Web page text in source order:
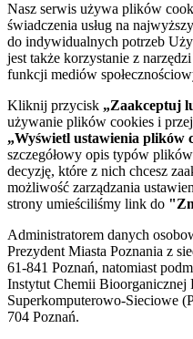
Nasz serwis używa plików
świadczenia usług na
do indywidualnych potrzeb
jest także korzystanie z
funkcji mediów
Kliknij przycisk „Zaakceptuj
używanie plików cookies i
„Wyświetl ustawienia plików
szczegółowy opis typów
decyzję, które z nich chcesz
możliwość zarządzania
strony umieściliśmy link do
Administratorem danych
Prezydent Miasta Poznania z
61-841 Poznań, natomiast
Instytut Chemii Bioorganicznej
Superkomputerowo-Sieciowe
704 Poznań.